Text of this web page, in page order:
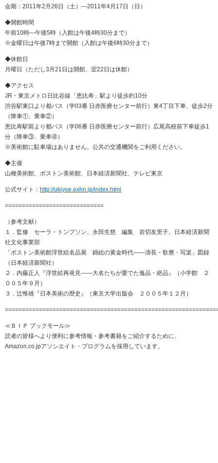
会期：2011年2月26日（土）―2011年4月17日（日）
◆開館時間
午前10時―午後5時（入館は午後4時30分まで）
※金曜日は午後7時まで開館（入館は午後6時30分まで）
◆休館日
月曜日（ただし3月21日は開館、翌22日は休館）
◆アクセス
JR・東京メトロ日比谷線「恵比寿」駅より徒歩約10分
渋谷駅東口より都バス（学03番 日赤医療センター前行）東4丁目下車、徒歩2分
（降車①、乗車②）
恵比寿駅前より都バス（学06番 日赤医療センター前行）広尾高校前下車徒歩1
分（降車③、乗車④）
※美術館に駐車場はありません。公共の交通機関をご利用ください。
◆主催
山種美術館、ボストン美術館、日本経済新聞社、テレビ東京
公式サイト： http://ukiyoe.exhn.jp/index.html
=============================
（参考文献）
１．監修 セーラ・トンプソン、永田生慈 編集 岩切友里子、日本経済新聞
社文化事業部
「ボストン美術館浮世絵名品展 錦絵の黄金時代――清長・歌麿・写楽」図録
（日本経済新聞社）
２．内藤正人『浮世絵再発見――大名たちが愛でた逸品・絶品』（小学館 ２
００５年９月）
３．辻惟雄『日本美術の歴史』（東京大学出版会 ２００５年１２月）
≪ＢＩＰ ブックモール≫
読者の皆様へより便利に参考情報・参考書籍をご紹介するために、
Amazon.co.jpアソシエイト・プログラムを採用しています。